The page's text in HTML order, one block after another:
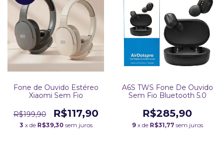
Fone de Ouvido Estéreo
Xiaomi Sem Fio
R$199,90 R$117,90
3 x de R$39,30 sem juros
A6S TWS Fone De Ouvido
Sem Fio Bluetooth 5.0
R$285,90
9 x de R$31,77 sem juros